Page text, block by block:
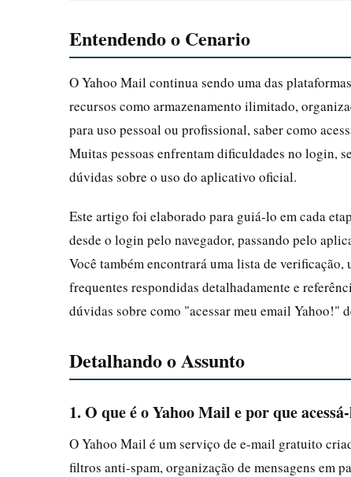
Entendendo o Cenario
O Yahoo Mail continua sendo uma das
recursos como armazenamento ilimitado,
para uso pessoal ou profissional, saber como
Muitas pessoas enfrentam dificuldades no login,
dúvidas sobre o uso do aplicativo oficial.
Este artigo foi elaborado para guiá-lo em cada
desde o login pelo navegador, passando pelo
Você também encontrará uma lista de
frequentes respondidas detalhadamente e
dúvidas sobre como "acessar meu email Yahoo!"
Detalhando o Assunto
1. O que é o Yahoo Mail e por que
O Yahoo Mail é um serviço de e-mail gratuito
filtros anti-spam, organização de mensagens em